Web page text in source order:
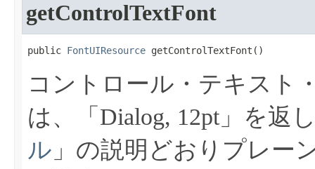
getControlTextFont
public FontUIResource getControlTextFont​()
コントロール・テキスト
は、「Dialog, 12pt」を返
ル 」の説明どおりプレー